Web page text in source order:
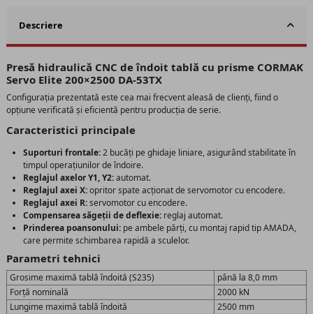
Descriere
Presă hidraulică CNC de îndoit tablă cu prisme CORMAK
Servo Elite 200×2500 DA-53TX
Configurația prezentată este cea mai frecvent aleasă de clienți, fiind o
opțiune verificată și eficientă pentru producția de serie.
Caracteristici principale
Suporturi frontale:2 bucăți pe ghidaje liniare, asigurând stabilitate în
timpul operațiunilor de îndoire.
Reglajul axelor Y1, Y2:automat.
Reglajul axei X:opritor spate acționat de servomotor cu encodere.
Reglajul axei R:servomotor cu encodere.
Compensarea săgeții de deflexie: reglaj automat.
Prinderea poansonului: pe ambele părți, cu montaj rapid tip AMADA,
care permite schimbarea rapidă a sculelor.
Parametri tehnici
Grosime maximă tablă îndoită (S235)
până la 8,0 mm
Forță nominală
2000 kN
Lungime maximă tablă îndoită
2500 mm